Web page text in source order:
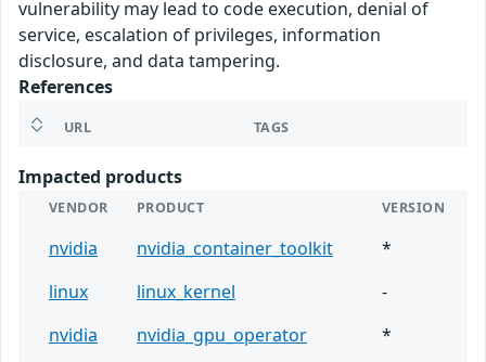
vulnerability may lead to code execution, denial of
service, escalation of privileges, information
disclosure, and data tampering.
References
URL TAGS
Impacted products
VENDOR PRODUCT VERSION
nvidia nvidia_container_toolkit
*
linux
linux_kernel
-
nvidia
nvidia_gpu_operator *